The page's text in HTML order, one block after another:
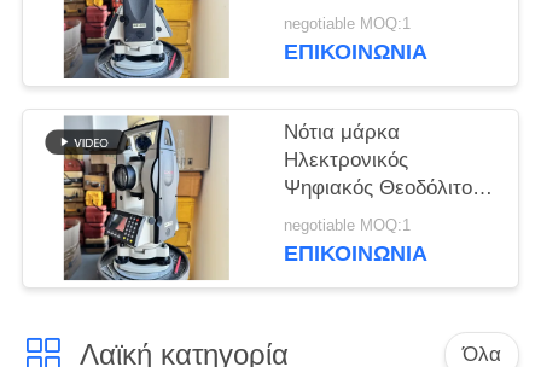
NT-023 25.9X
Συνολικός Σταθμός
ακρίβεια ρύθμισης
αντισταθμιστή ± 1
λεπτό τόξου
negotiable MOQ:1
ΕΠΙΚΟΙΝΩΝΊΑ
Νότια μάρκα
Ηλεκτρονικός
Ψηφιακός Θεοδόλιτος
NT-023 IP54
Αδιάβροχος Επίπεδο
μπαταρία 1° ή 1gon
negotiable MOQ:1
ΕΠΙΚΟΙΝΩΝΊΑ
Λαϊκή κατηγορία Όλα